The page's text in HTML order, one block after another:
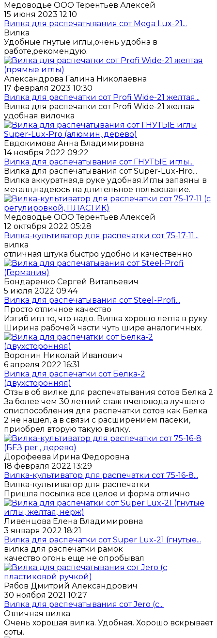
Медоводье ООО Терентьев Алексей
15 июня 2023 12:10
Вилка для распечатывания сот Mega Lux-21...
Вилка
Удобные гнутые иглы,очень удобна в
работе,рекомендую.
Александрова Галина Николаевна
17 февраля 2023 10:30
Вилка для распечатки сот Profi Wide-21 желтая...
Вилка для распечатки сот Profi Wide-21 желтая
удобная вилочка
Евдокимова Анна Владимировна
14 ноября 2022 09:22
Вилка для распечатывания сот ГНУТЫЕ иглы...
Вилка для распечатывания сот Super-Lux-Hro...
Вилка аккуратная,в руке удобная.Иглы запаяны в
металл,надеюсь на длительное пользование.
Медоводье ООО Терентьев Алексей
12 октября 2022 05:28
Вилка-культиватор для распечатки сот 75-17-11...
вилка
отличная штука быстро удобно и качественно
Бондаренко Сергей Витальевич
5 июля 2022 09:44
Вилка для распечатывания сот Steel-Profi...
Просто отличное качество
Изгиб игл то, что надо. Вилка хорошо легла в руку.
Ширина рабочей части чуть шире аналогичных.
Воронин Николай Иванович
6 апреля 2022 16:31
Вилка для распечатки сот Белка-2
(двухсторонняя)
Отзыв об вилке для распечатывания сотов Белка 2
За более чем 30 летний стаж пчеловода лучшего
списпособления для распечатки сотов как Белка
2 не нашел, а в связи с расширением пасеки,
приобрел вторую такую вилку.
Дорофеева Ирина Федоровна
18 февраля 2022 13:29
Вилка-культиватор для распечатки сот 75-16-8...
Вилка-культиватор для распечатки
Пришла посылка все целое и форма отлично
Ливенцова Елена Владимировна
3 января 2022 18:21
Вилка для распечатки сот Super Lux-21 (гнутые...
вилка для распечатки рамок
качество огонь еще не опробывал
Рябов Дмитрий Александрович
30 ноября 2021 10:27
Вилка для распечатывания сот Jero (с...
Отличная вилка
Очень хорошая вилка. Удобная. Хорошо вскрывает
соты.